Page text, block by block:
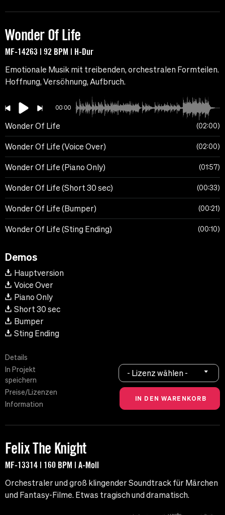
Wonder Of Life
MF-14263 | 92 BPM | H-Dur
Emotionale Musik mit treibenden, orchestralen Formteilen.
Hoffnung, Versöhnung, Aufbruch.
00:00
Wonder Of Life 02:00
Wonder Of Life (Voice Over) 02:00
Wonder Of Life (Piano Only) 01:57
Wonder Of Life (Short 30 sec) 00:33
Wonder Of Life (Bumper) 00:21
Wonder Of Life (Sting Ending) 00:10
Demos
Hauptversion
Voice Over
Piano Only
Short 30 sec
Bumper
Sting Ending
Details
In Projekt
speichern
Preise/Lizenzen
Information
- Lizenz wählen -
Felix The Knight
MF-13314 | 160 BPM | A-Moll
Orchestraler und groß klingender Soundtrack für Märchen
und Fantasy-Filme. Etwas tragisch und dramatisch.